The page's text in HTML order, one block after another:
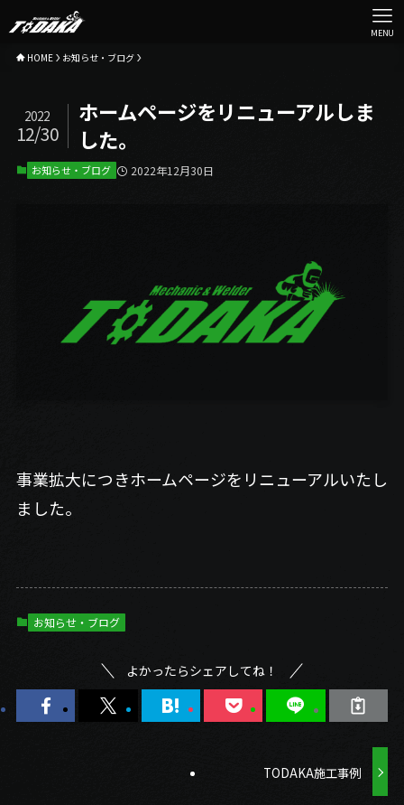
MENU
HOME お知らせ・ブログ
ホームページをリニューアルしま
した。
2022
12/30
お知らせ・ブログ 2022年12月30日
事業拡大につきホームページをリニューアルいたし
ました。
お知らせ・ブログ
よかったらシェアしてね！
TODAKA施工事例